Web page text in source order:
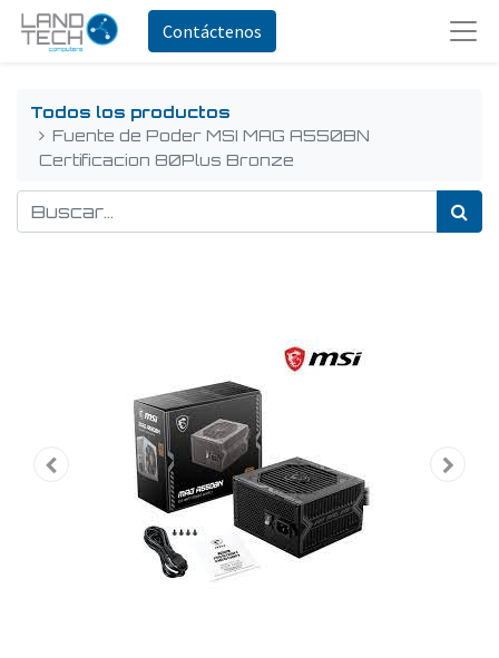
Contáctenos
Todos los productos
Fuente de Poder MSI MAG A550BN
Certificacion 80Plus Bronze